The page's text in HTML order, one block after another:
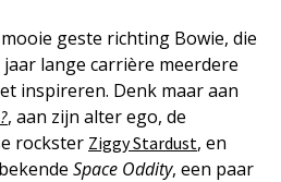
geste richting Bowie, die
lange carrière meerdere
inspireren. Denk maar aan
, aan zijn alter ego, de
rockster Ziggy Stardust, en
Space Oddity, een paar